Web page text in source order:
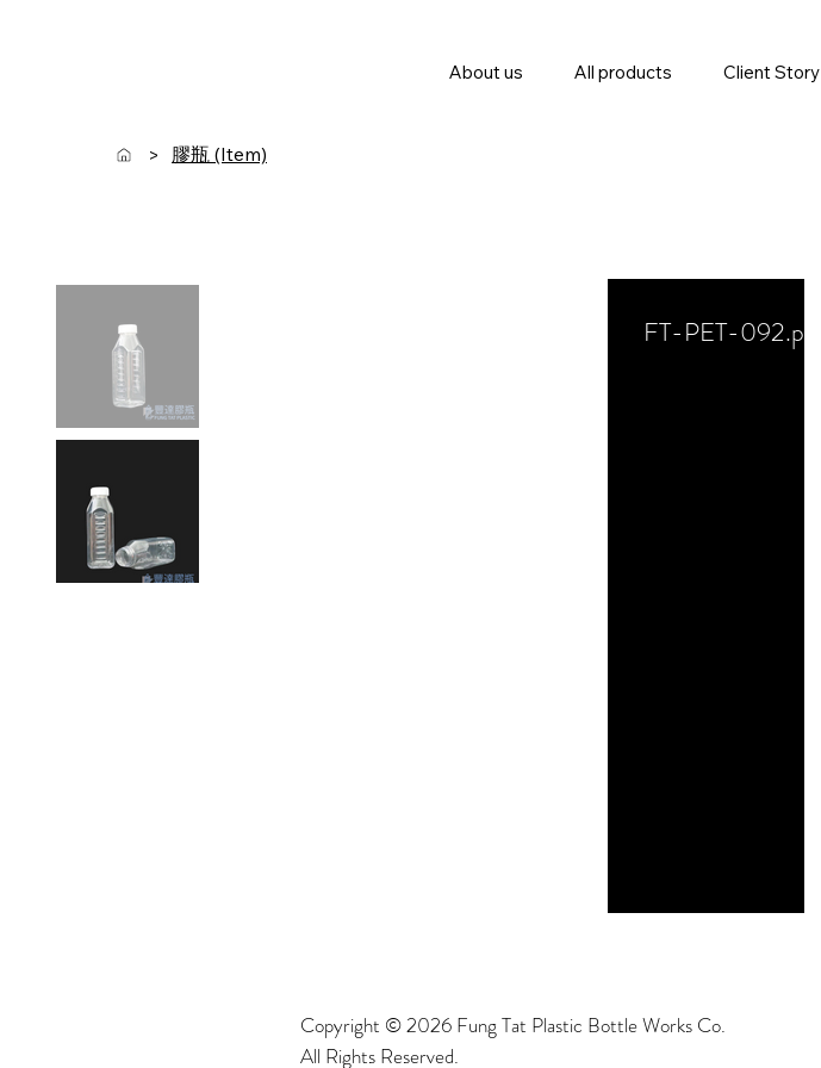
About us All products Client Story
> 膠瓶 (Item)
FT-PET-092.png
Copyright © 2026 Fung Tat Plastic Bottle Works Co.
All Rights Reserved.